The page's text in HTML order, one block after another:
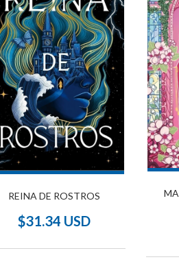
REINA DE ROSTROS
$31.34 USD